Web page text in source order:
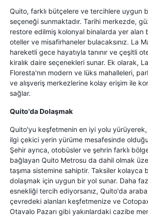
Quito, farklı bütçelere ve tercihlere uygun
seçeneği sunmaktadır. Tarihi merkezde,
restore edilmiş kolonyal binalarda yer alan
oteller ve misafirhaneler bulacaksınız. La
hareketli gece hayatıyla tanınır ve çeşitli
kiralık daire seçenekleri sunar. Ek olarak,
Floresta'nın modern ve lüks mahalleleri,
ve alışveriş merkezlerine kolay erişim ile
sağlar.
Quito'da Dolaşmak
Quito'yu keşfetmenin en iyi yolu
ilgi çekici yerin yürüme mesafesinde
Şehir ayrıca, otobüsler ve şehrin farklı
bağlayan Quito Metrosu da dahil olmak
taşıma sistemine sahiptir. Taksiler kolayca
dolaşmak için uygun bir yol sunar. Daha
esnekliği tercih ediyorsanız, Quito'da
çevredeki alanları keşfetmenize ve
Otavalo Pazarı gibi yakınlardaki cazibe